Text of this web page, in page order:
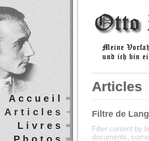
Articles
Filtre de
Filter content by
documents,
Accueil
Articles
Livres